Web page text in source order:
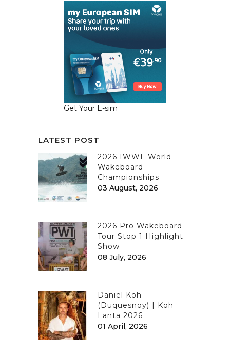
Get Your E-sim
LATEST POST
2026 IWWF World
Wakeboard
Championships
03 August, 2026
2026 Pro Wakeboard
Tour Stop 1 Highlight
Show
08 July, 2026
Daniel Koh
(Duquesnoy) | Koh
Lanta 2026
01 April, 2026